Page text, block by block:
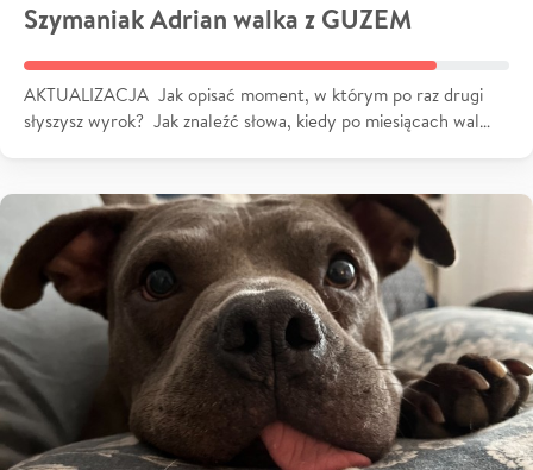
Szymaniak Adrian walka z GUZEM
AKTUALIZACJA Jak opisać moment, w którym po raz drugi
słyszysz wyrok? Jak znaleźć słowa, kiedy po miesiącach wal…